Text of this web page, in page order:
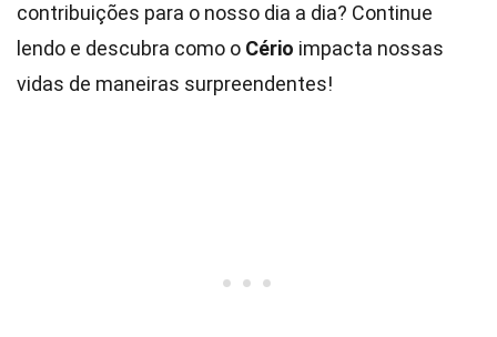
contribuições para o nosso dia a dia? Continue
lendo e descubra como o Cério impacta nossas
vidas de maneiras surpreendentes!